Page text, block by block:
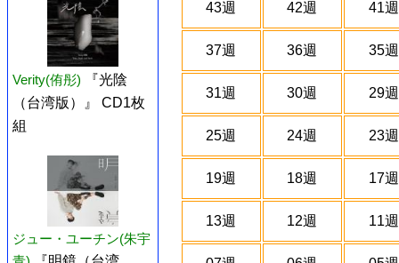
Verity(侑彤)
『光陰
（台湾版）』 CD1枚
組
ジュー・ユーチン(朱宇
43週 42週 41週
37週 36週 35週
31週 30週 29週
25週 24週 23週
19週 18週 17週
13週 12週 11週